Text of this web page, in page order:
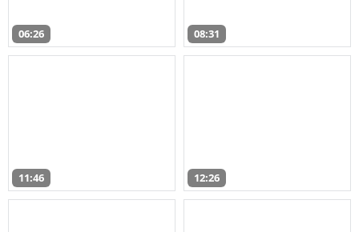
06:26 08:31
11:46 12:26